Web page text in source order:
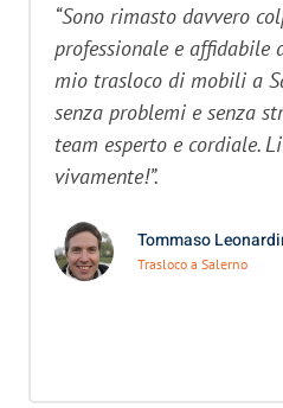
“Sono rimasto davvero
professionale e affidabile
mio trasloco di mobili a
senza problemi e senza
team esperto e cordiale.
vivamente!”.
Tommaso
Trasloco a Salerno